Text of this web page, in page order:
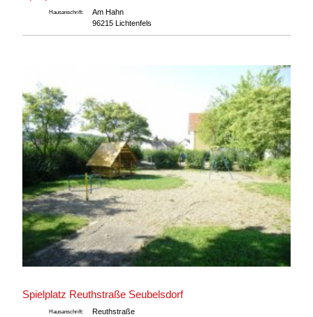
Hausanschrift:
Am Hahn
96215 Lichtenfels
Spielplatz Reuthstraße Seubelsdorf
Hausanschrift:
Reuthstraße